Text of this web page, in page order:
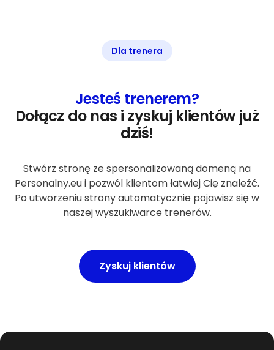
Dla trenera
Jesteś trenerem?
Dołącz do nas i zyskuj klientów już
dziś!
Stwórz stronę ze spersonalizowaną domeną na
Personalny.eu i pozwól klientom łatwiej Cię znaleźć.
Po utworzeniu strony automatycznie pojawisz się w
naszej wyszukiwarce trenerów.
Zyskuj klientów